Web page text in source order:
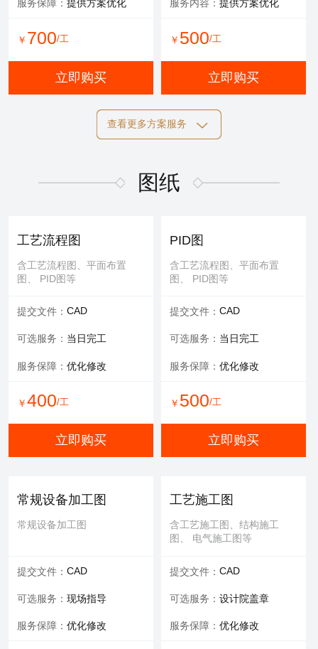
设备清洗
适用于玻璃钢，污水池体清
洁，过滤罐、一体化设备等
定期清洗优惠
立即购买
服务保障： 提供方案优化
￥ 700/工
立即购买
服务内容： 提供方案优化
￥ 500/工
立即购买
服务承诺：包修改
立即购买
标书制作
文件编写
服务内容：
服务保障：提供方案优化
立即购买
环评报告
适用于环评、清洁生产、验
收报告、入河排污口论证报
可选服务： 专家评审
服务内容：报告书、报告表
立即购买
查看更多方案服务
图纸
工艺流程图
含工艺流程图、平面布置
图、 PID图等
提交文件： CAD
可选服务： 当日完工
服务保障： 优化修改
￥400/工
立即购买
PID图
含工艺流程图、平面布置
图、 PID图等
提交文件： CAD
可选服务： 当日完工
服务保障： 优化修改
￥ 500/工
立即购买
常规设备加工图
常规设备加工图
提交文件： CAD
可选服务： 现场指导
服务保障： 优化修改
工艺施工图
含工艺施工图、结构施工
图、 电气施工图等
提交文件： CAD
可选服务： 设计院盖章
服务保障： 优化修改